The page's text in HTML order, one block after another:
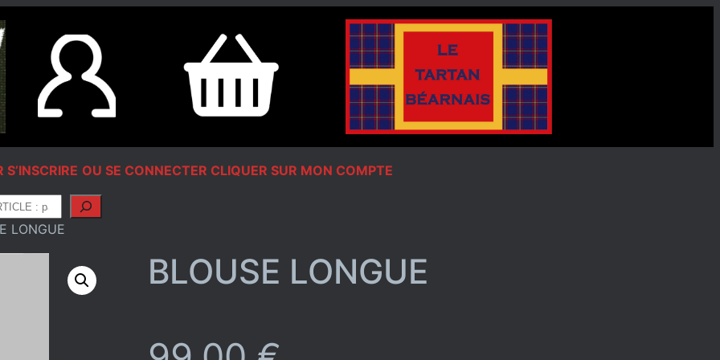
S’INSCRIRE OU SE CONNECTER CLIQUER SUR MON COMPTE
LONGUE
BLOUSE LONGUE